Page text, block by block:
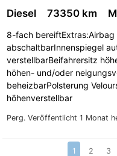
Perg. Veröffentlicht 1 Monat
Diesel 73350 km
8-fach bereiftExtras:Airbag
abschaltbarInnenspiegel
verstellbarBeifahrersitz
höhen- und/oder
beheizbarPolsterung
höhenverstellbar
1 2 3